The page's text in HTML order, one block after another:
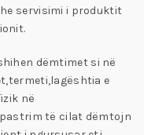
servisimi i produktit
dëmtimet si në
e
në
të cilat dëmtojn